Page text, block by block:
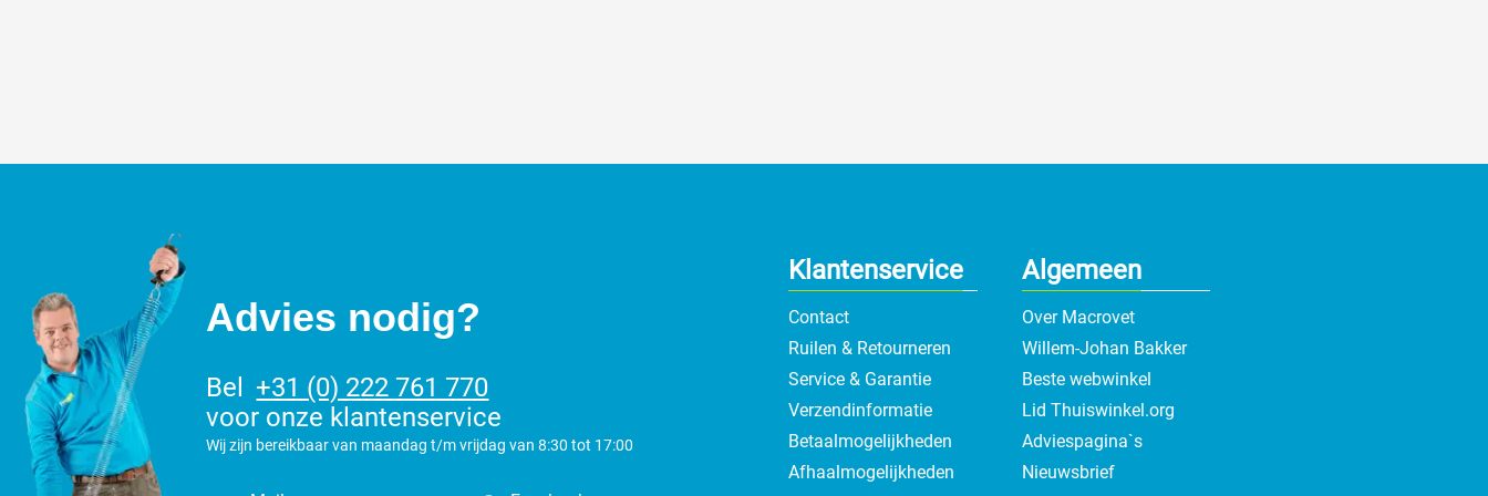
Klantenservice
Contact
Ruilen & Retourneren
Service & Garantie
Verzendinformatie
Betaalmogelijkheden
Afhaalmogelijkheden
Algemeen
Over Macrovet
Willem-Johan Bakker
Beste webwinkel
Lid Thuiswinkel.org
Adviespagina`s
Nieuwsbrief
Advies nodig?
Bel
+31 (0) 222 761 770
voor onze klantenservice
Wij zijn bereikbaar van maandag t/m vrijdag van 8:30 tot 17:00